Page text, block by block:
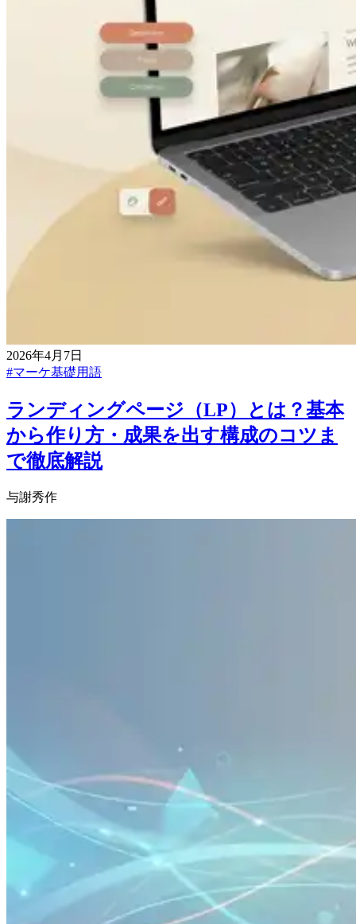
2026年4月7日
#マーケ基礎用語
ランディングページ（LP）とは？基本
から作り方・成果を出す構成のコツま
で徹底解説
与謝秀作